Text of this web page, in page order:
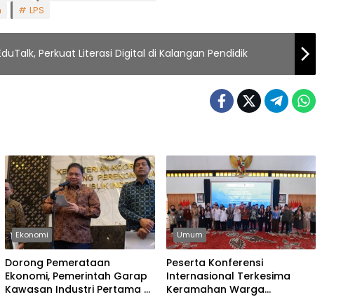
LPS
Perkuat Literasi Digital di Kalangan Pendidik
Ekonomi
Dorong Pemerataan
Ekonomi, Pemerintah Garap
Kawasan Industri Pertama di
Umum
Peserta Konferensi
Internasional Terkesima
Keramahan Warga